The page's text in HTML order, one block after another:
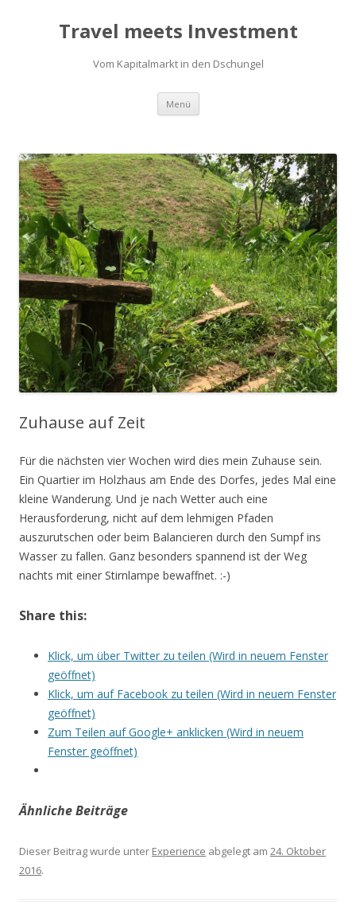
Travel meets Investment
Vom Kapitalmarkt in den Dschungel
Menü Springe
Inhalt
Zuhause auf Zeit
Für die nächsten vier Wochen wird dies mein Zuhause sein.
Ein Quartier im Holzhaus am Ende des Dorfes, jedes Mal eine
kleine Wanderung. Und je nach Wetter auch eine
Herausforderung, nicht auf dem lehmigen Pfaden
auszurutschen oder beim Balancieren durch den Sumpf ins
Wasser zu fallen. Ganz besonders spannend ist der Weg
nachts mit einer Stirnlampe bewaffnet. :-)
Share this:
Klick, um über Twitter zu teilen (Wird in neuem Fenster
geöffnet)
Klick, um auf Facebook zu teilen (Wird in neuem Fenster
geöffnet)
Zum Teilen auf Google+ anklicken (Wird in neuem
Fenster geöffnet)
Ähnliche Beiträge
Dieser Beitrag wurde unter Experience abgelegt am 24. Oktober
2016.